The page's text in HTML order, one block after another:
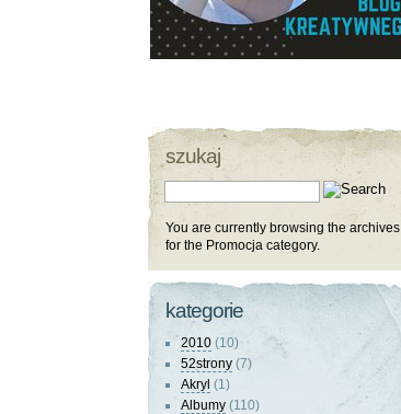
szukaj
You are currently browsing the archives
for the Promocja category.
kategorie
2010 (10)
52strony (7)
Akryl (1)
Albumy (110)